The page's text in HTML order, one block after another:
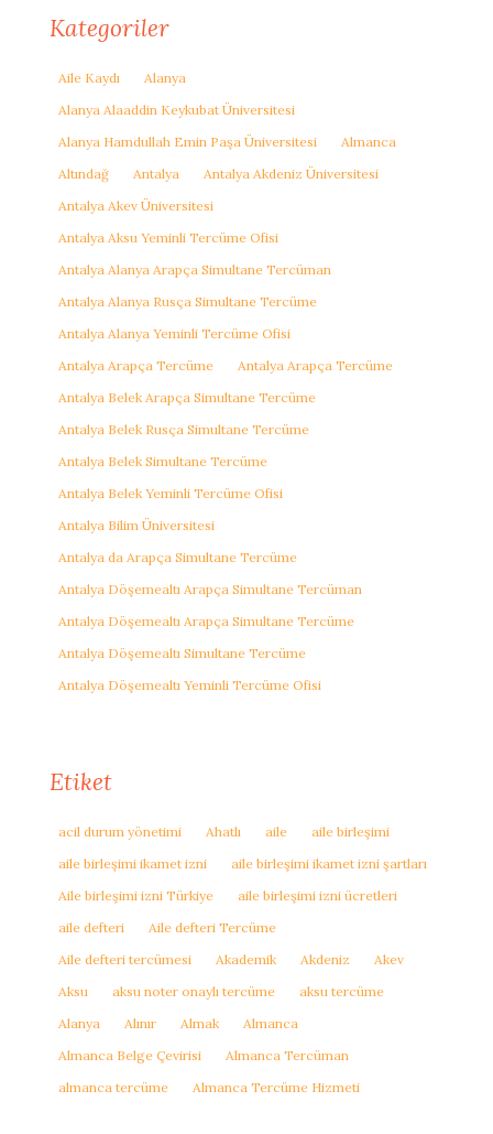
Kategoriler
Aile Kaydı
Alanya
Alanya Alaaddin Keykubat Üniversitesi
Alanya Hamdullah Emin Paşa Üniversitesi
Almanca
Altındağ
Antalya
Antalya Akdeniz Üniversitesi
Antalya Akev Üniversitesi
Antalya Aksu Yeminli Tercüme Ofisi
Antalya Alanya Arapça Simultane Tercüman
Antalya Alanya Rusça Simultane Tercüme
Antalya Alanya Yeminli Tercüme Ofisi
Antalya Arapça Tercüme
Antalya Arapça Tercüme
Antalya Belek Arapça Simultane Tercüme
Antalya Belek Rusça Simultane Tercüme
Antalya Belek Simultane Tercüme
Antalya Belek Yeminli Tercüme Ofisi
Antalya Bilim Üniversitesi
Antalya da Arapça Simultane Tercüme
Antalya Döşemealtı Arapça Simultane Tercüman
Antalya Döşemealtı Arapça Simultane Tercüme
Antalya Döşemealtı Simultane Tercüme
Antalya Döşemealtı Yeminli Tercüme Ofisi
Etiket
acil durum yönetimi Ahatlı aile
aile birleşimi
aile birleşimi ikamet izni
aile birleşimi ikamet izni şartları
Aile birleşimi izni Türkiye
aile birleşimi izni ücretleri
aile defteri
Aile defteri Tercüme
Aile defteri tercümesi
Akademik Akdeniz
Akev
Aksu
aksu noter onaylı tercüme
aksu tercüme
Alanya
Alınır Almak
Almanca
Almanca Belge Çevirisi
Almanca Tercüman
almanca tercüme
Almanca Tercüme Hizmeti